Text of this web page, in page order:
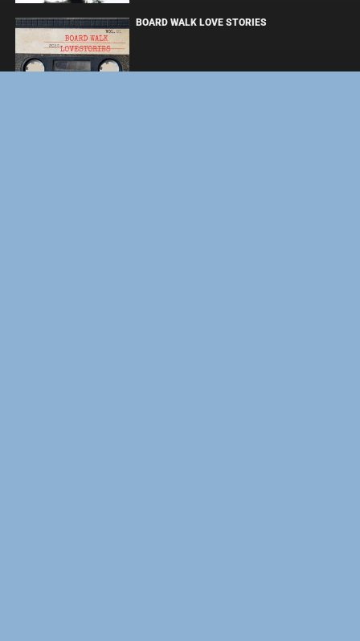
BOARD WALK LOVE STORIES